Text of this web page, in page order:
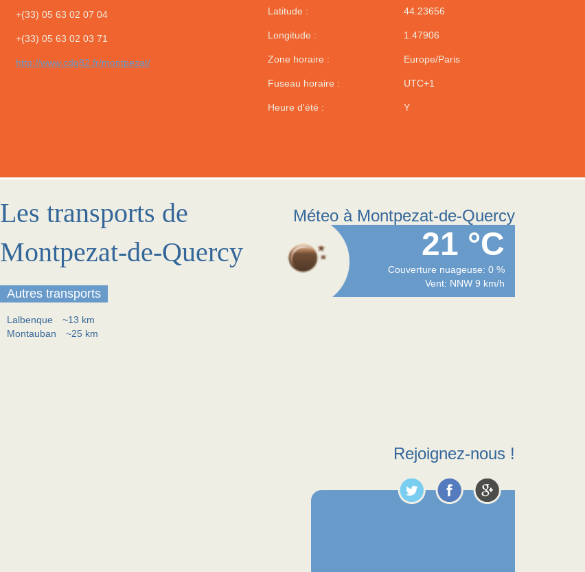
+(33) 05 63 02 07 04
+(33) 05 63 02 03 71
http://www.cdg82.fr/montpezat/
Latitude : 44.23656
Longitude : 1.47906
Zone horaire : Europe/Paris
Fuseau horaire : UTC+1
Heure d'été : Y
Les transports de
Montpezat-de-Quercy
Autres transports
Lalbenque
~13 km
Montauban
~25 km
Méteo à Montpezat-de-Quercy
21 °C
Couverture nuageuse: 0 %
Vent: NNW 9 km/h
Rejoignez-nous !